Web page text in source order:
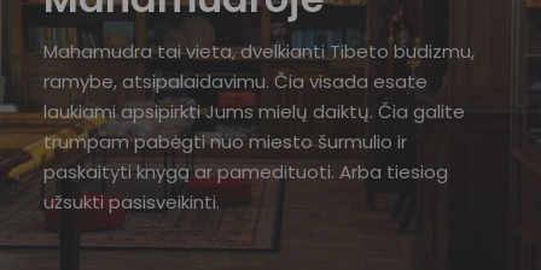
Mahamudra tai vieta, dvelkianti Tibeto budizmu,
ramybe, atsipalaidavimu. Čia visada esate
laukiami apsipirkti Jums mielų daiktų. Čia galite
trumpam pabėgti nuo miesto šurmulio ir
paskaityti knygą ar pamedituoti. Arba tiesiog
užsukti pasisveikinti.